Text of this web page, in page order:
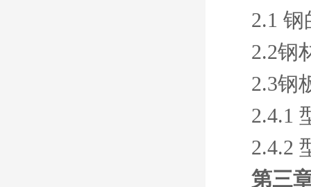
2.1
2.2钢
2.3钢
2.4.1
2.4.2
第三